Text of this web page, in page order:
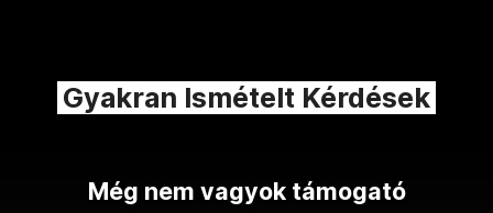
Gyakran Ismételt Kérdések
Még nem vagyok támogató